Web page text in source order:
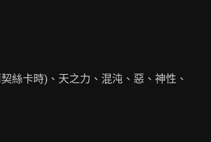
絲卡時)、天之力、混沌、惡、神性、